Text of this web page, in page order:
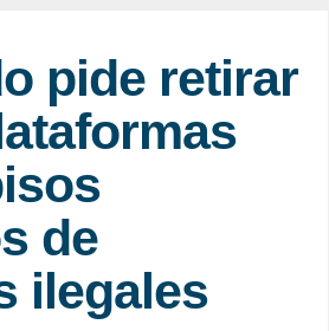
pide retirar
de
ilegales